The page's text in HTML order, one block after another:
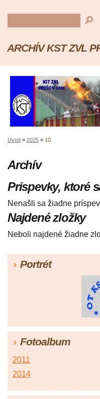
ARCHÍV KST ZVL
Úvod » 2025 » 10
Archív
Prispevky, ktoré
Nenašli sa žiadne
Najdené zložky
Neboli najdené žiadne
Portrét
Fotoalbum
2011
2014